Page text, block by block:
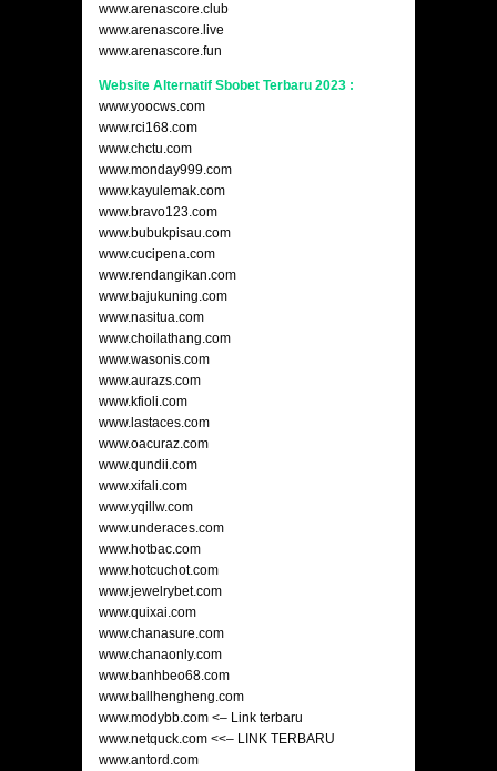
www.arenascore.club
www.arenascore.live
www.arenascore.fun
Website Alternatif Sbobet Terbaru 2023 :
www.yoocws.com
www.rci168.com
www.chctu.com
www.monday999.com
www.kayulemak.com
www.bravo123.com
www.bubukpisau.com
www.cucipena.com
www.rendangikan.com
www.bajukuning.com
www.nasitua.com
www.choilathang.com
www.wasonis.com
www.aurazs.com
www.kfioli.com
www.lastaces.com
www.oacuraz.com
www.qundii.com
www.xifali.com
www.yqillw.com
www.underaces.com
www.hotbac.com
www.hotcuchot.com
www.jewelrybet.com
www.quixai.com
www.chanasure.com
www.chanaonly.com
www.banhbeo68.com
www.ballhengheng.com
www.modybb.com <– Link terbaru
www.netquck.com <<– LINK TERBARU
www.antord.com